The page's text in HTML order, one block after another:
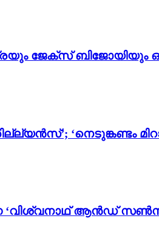
ജേക്സ് ബിജോയിയും
‘നെടുങ്കണ്ടം
ആൻഡ് സൺസ്’;